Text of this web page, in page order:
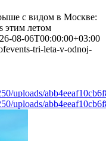
с видом в Москве:
этим летом
08-06T00:00:00+03:00
tri-leta-v-odnoj-
uploads/
uploads/